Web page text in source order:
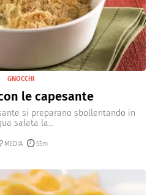
GNOCCHI
le capesante
si preparano sbollentando in
salata la...
MEDIA 55m